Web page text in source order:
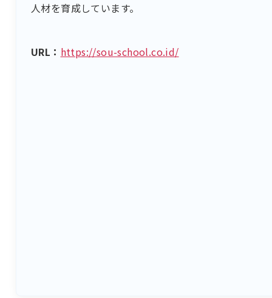
人材を育成しています。
URL： https://sou-school.co.id/